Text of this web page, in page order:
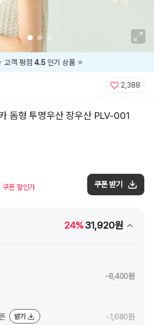
지금 20% 할인 중 🔥
2,388
돔형 투명우산 장우산 PLV-001
쿠폰 할인가 쿠폰 받기
24%31,920원
-8,400원
받기 -1,680원